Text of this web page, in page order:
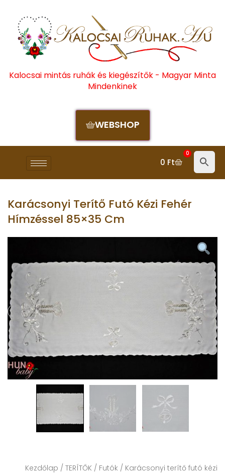
Kalocsai mintás ruhák és kiegészítők - Magyar Minta
Mindenkinek
WEBSHOP
0 Ft
0
Karácsonyi Terítő Futó Kézi Fehér
Hímzéssel 85×35 Cm
Kezdőlap / TERÍTŐK / Futók / Karácsonyi terítő futó kézi